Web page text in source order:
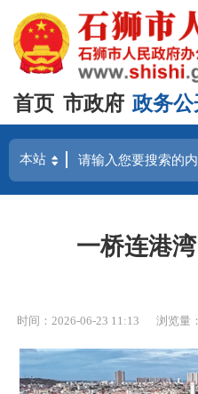
首页 市政府 政务公
一桥连港
时间：2026-06-23 11:13 浏览量：